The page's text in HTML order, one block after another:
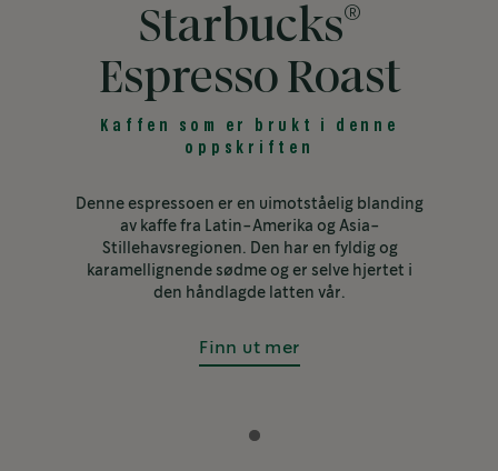
Starbucks®
Espresso Roast
Kaffen som er brukt i denne
oppskriften
Denne espressoen er en uimotståelig blanding
av kaffe fra Latin-Amerika og Asia-
Stillehavsregionen. Den har en fyldig og
karamellignende sødme og er selve hjertet i
den håndlagde latten vår.
Finn ut mer